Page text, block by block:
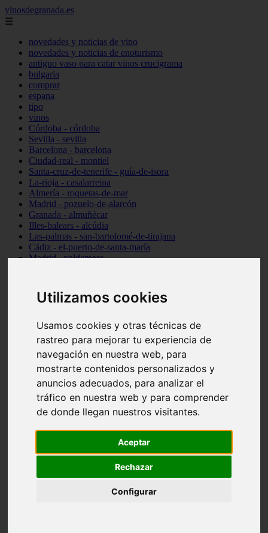
Utilizamos cookies
Usamos cookies y otras técnicas de
rastreo para mejorar tu experiencia de
navegación en nuestra web, para
mostrarte contenidos personalizados y
anuncios adecuados, para analizar el
tráfico en nuestra web y para comprender
de donde llegan nuestros visitantes.
Aceptar
Rechazar
Configurar
vinosdegranada.es
☰
novedades y noticias de vino
novedades y noticias de enoturismo
antiguo vaso para catar vinos crucigrama
bulgaria
comprar
espana
tipo
vinos
Córdoba - córdoba
Sevilla - sevilla
Barcelona - barcelona
Ciudad-real - montiel
Santa-cruz-de-tenerife - guía-de-isora
La-rioja - casalarreina
Almería - roquetas-de-mar
Madrid - pozuelo-de-alarcón
Granada - almuñécar
Illes-balears - alcúdia
Las-palmas - san-bartolomé-de-tirajana
Cádiz - el-puerto-de-santa-maría
Madrid - valdemoro
Cantabria - suances
Sevilla - bormujos
Málaga - júzcar
Huesca - alquézar
Huesca - castejón-de-sos
Lleida - alt-àneu
Córdoba - almedinilla
Navarra - zangoza
Cantabria - arenas-de-iguña
Barcelona - la-pobla-de-lillet
Murcia - cartagena
Madrid - nuevo-baztán